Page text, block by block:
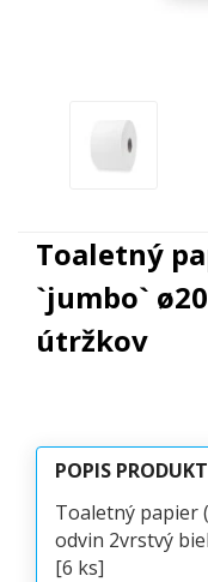
Toaletný
`jumbo`
útržkov
POPIS
Toaletný papier
odvin 2vrstvý
[6 ks]